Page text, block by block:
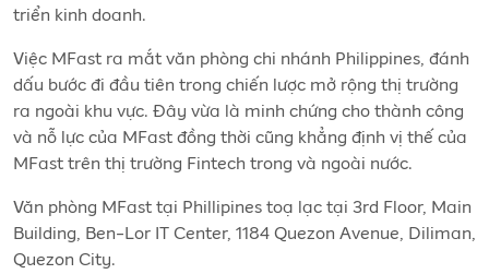
triển kinh doanh.
Việc MFast ra mắt văn phòng chi nhánh Philippines, đánh
dấu bước đi đầu tiên trong chiến lược mở rộng thị trường
ra ngoài khu vực. Đây vừa là minh chứng cho thành công
và nỗ lực của MFast đồng thời cũng khẳng định vị thế của
MFast trên thị trường Fintech trong và ngoài nước.
Văn phòng MFast tại Phillipines toạ lạc tại 3rd Floor, Main
Building, Ben-Lor IT Center, 1184 Quezon Avenue, Diliman,
Quezon City.